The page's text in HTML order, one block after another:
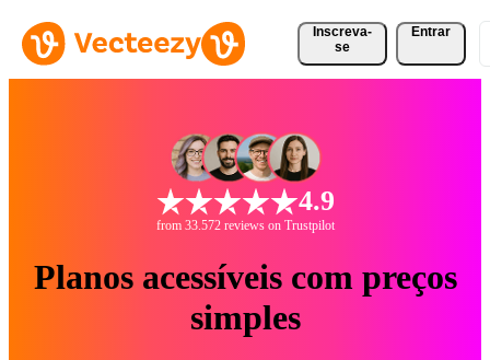
Inscreva-
se
Entrar
4.9
from 33.572 reviews on Trustpilot
Planos acessíveis com preços
simples